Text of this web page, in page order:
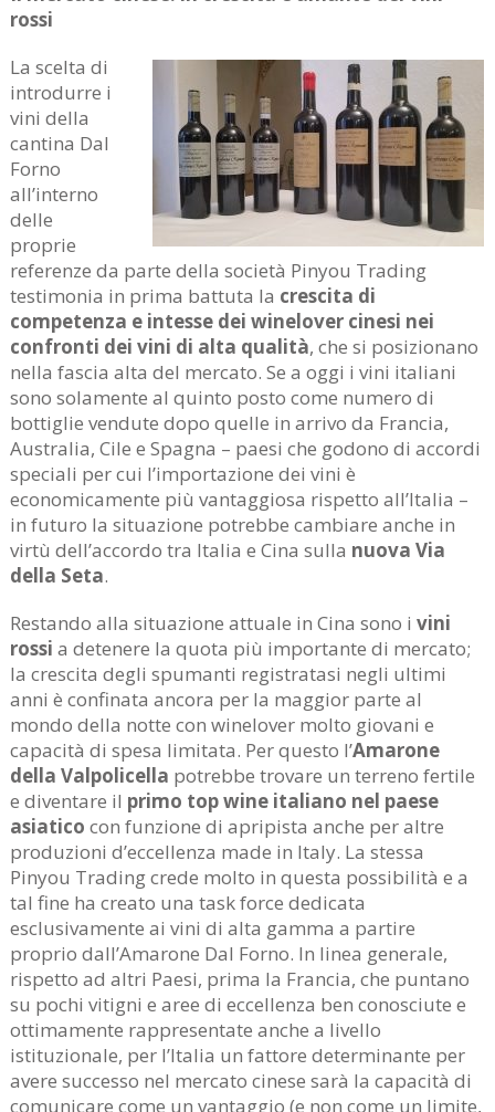
rossi
La scelta di
introdurre i
vini della
cantina Dal
Forno
all’interno
delle
proprie
referenze da parte della società Pinyou Trading
testimonia in prima battuta la crescita di
competenza e intesse dei winelover cinesi nei
confronti dei vini di alta qualità, che si posizionano
nella fascia alta del mercato. Se a oggi i vini italiani
sono solamente al quinto posto come numero di
bottiglie vendute dopo quelle in arrivo da Francia,
Australia, Cile e Spagna – paesi che godono di accordi
speciali per cui l’importazione dei vini è
economicamente più vantaggiosa rispetto all’Italia –
in futuro la situazione potrebbe cambiare anche in
virtù dell’accordo tra Italia e Cina sulla nuova Via
della Seta.
Restando alla situazione attuale in Cina sono i vini
rossi a detenere la quota più importante di mercato;
la crescita degli spumanti registratasi negli ultimi
anni è confinata ancora per la maggior parte al
mondo della notte con winelover molto giovani e
capacità di spesa limitata. Per questo l’Amarone
della Valpolicella potrebbe trovare un terreno fertile
e diventare il primo top wine italiano nel paese
asiatico con funzione di apripista anche per altre
produzioni d’eccellenza made in Italy. La stessa
Pinyou Trading crede molto in questa possibilità e a
tal fine ha creato una task force dedicata
esclusivamente ai vini di alta gamma a partire
proprio dall’Amarone Dal Forno. In linea generale,
rispetto ad altri Paesi, prima la Francia, che puntano
su pochi vitigni e aree di eccellenza ben conosciute e
ottimamente rappresentate anche a livello
istituzionale, per l’Italia un fattore determinante per
avere successo nel mercato cinese sarà la capacità di
comunicare come un vantaggio (e non come un limite,